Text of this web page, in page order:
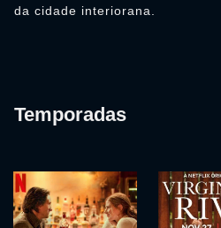
da cidade interiorana.
Temporadas